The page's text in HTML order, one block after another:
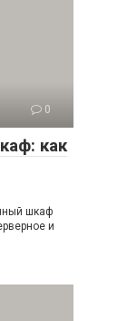
0
как
шкаф
и